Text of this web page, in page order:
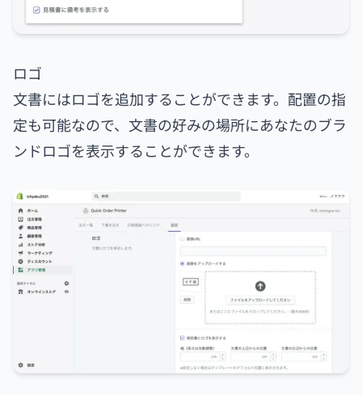
ロゴ
文書にはロゴを追加することができます。配置の指
定も可能なので、文書の好みの場所にあなたのブラ
ンドロゴを表示することができます。